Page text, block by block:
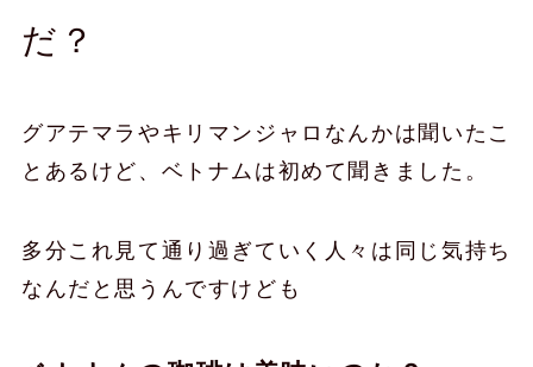
だ？
グアテマラやキリマンジャロなんかは聞いたこ
とあるけど、ベトナムは初めて聞きました。
多分これ見て通り過ぎていく人々は同じ気持ち
なんだと思うんですけども